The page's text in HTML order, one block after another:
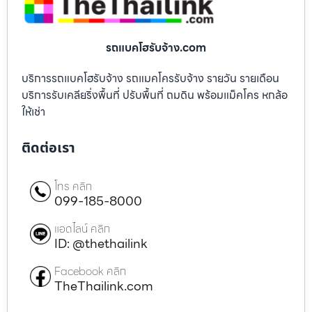
รถแบคโฮรับจ้าง.com
บริการรถแบคโฮรับจ้าง รถแมคโครรับจ้าง รายวัน รายเดือน
บริการรับเคลียริ่งพื้นที่ ปรับพื้นที่ ถมดิน พร้อมแม็คโคร หกล้อ
ให้เช่า
ติดต่อเรา
โทร คลิก
099-185-8000
แอดไลน์ คลิก
ID: @thethailink
Facebook คลิก
TheThailink.com